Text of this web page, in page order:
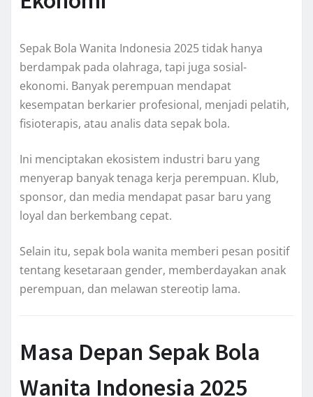
Sepak Bola Wanita Indonesia 2025 tidak hanya
berdampak pada olahraga, tapi juga sosial-
ekonomi. Banyak perempuan mendapat
kesempatan berkarier profesional, menjadi pelatih,
fisioterapis, atau analis data sepak bola.
Ini menciptakan ekosistem industri baru yang
menyerap banyak tenaga kerja perempuan. Klub,
sponsor, dan media mendapat pasar baru yang
loyal dan berkembang cepat.
Selain itu, sepak bola wanita memberi pesan positif
tentang kesetaraan gender, memberdayakan anak
perempuan, dan melawan stereotip lama.
Masa Depan Sepak Bola
Wanita Indonesia 2025